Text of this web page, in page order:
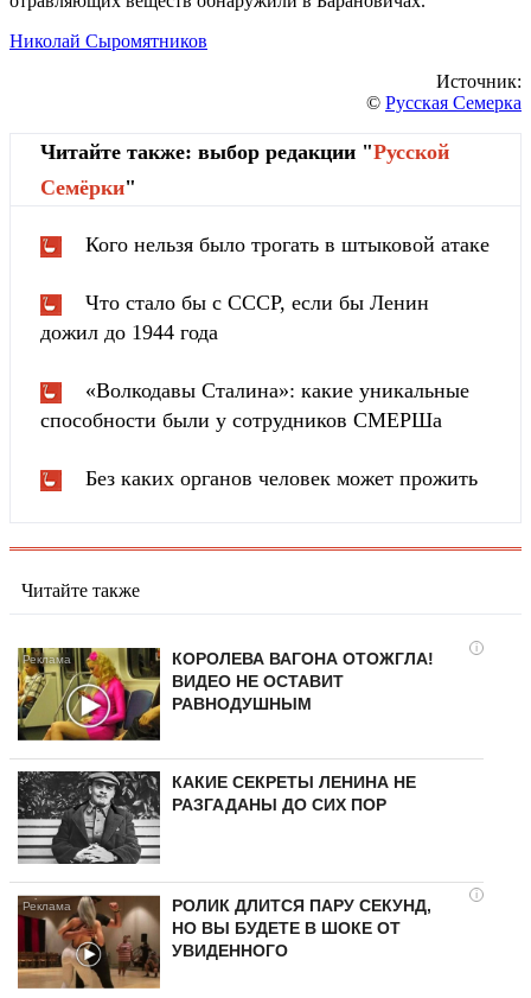
Николай Сыромятников
Источник:
© Русская Семерка
Читайте также: выбор редакции "Русской
Cемёрки"
Кого нельзя было трогать в штыковой атаке
Что стало бы с СССР, если бы Ленин
дожил до 1944 года
«Волкодавы Сталина»: какие уникальные
способности были у сотрудников СМЕРШа
Без каких органов человек может прожить
Читайте также
i
КОРОЛЕВА ВАГОНА ОТОЖГЛА!
ВИДЕО НЕ ОСТАВИТ
РАВНОДУШНЫМ
КАКИЕ СЕКРЕТЫ ЛЕНИНА НЕ
РАЗГАДАНЫ ДО СИХ ПОР
i
РОЛИК ДЛИТСЯ ПАРУ СЕКУНД,
НО ВЫ БУДЕТЕ В ШОКЕ ОТ
УВИДЕННОГО